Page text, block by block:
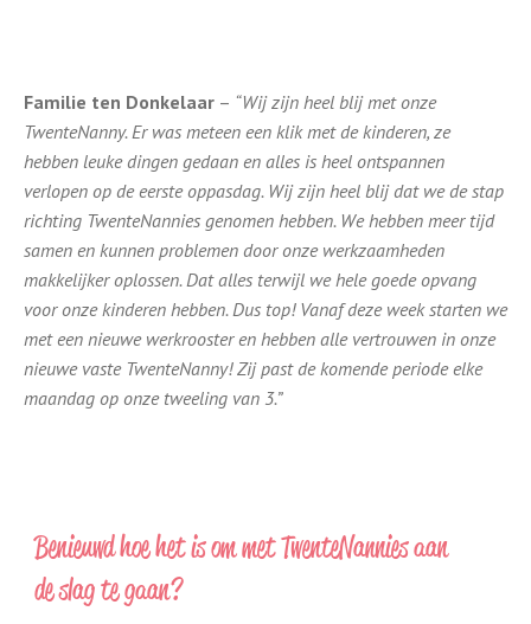
Familie ten Donkelaar – “Wij zijn heel blij met onze
TwenteNanny. Er was meteen een klik met de kinderen, ze
hebben leuke dingen gedaan en alles is heel ontspannen
verlopen op de eerste oppasdag. Wij zijn heel blij dat we de stap
richting TwenteNannies genomen hebben. We hebben meer tijd
samen en kunnen problemen door onze werkzaamheden
makkelijker oplossen. Dat alles terwijl we hele goede opvang
voor onze kinderen hebben. Dus top! Vanaf deze week starten we
met een nieuwe werkrooster en hebben alle vertrouwen in onze
nieuwe vaste TwenteNanny! Zij past de komende periode elke
maandag op onze tweeling van 3.”
Benieuwd hoe het is om met TwenteNannies aan
de slag te gaan?